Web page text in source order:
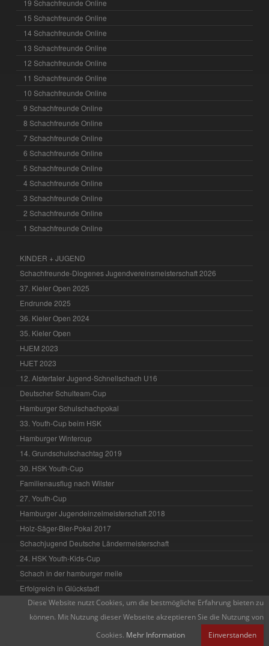
19 Schachfreunde Online
15 Schachfreunde Online
14 Schachfreunde Online
13 Schachfreunde Online
12 Schachfreunde Online
11 Schachfreunde Online
10 Schachfreunde Online
9 Schachfreunde Online
8 Schachfreunde Online
7 Schachfreunde Online
6 Schachfreunde Online
5 Schachfreunde Online
4 Schachfreunde Online
3 Schachfreunde Online
2 Schachfreunde Online
1 Schachfreunde Online
KINDER + JUGEND
Schachfreunde-Diogenes Jugendvereinsmeisterschaft 2026
37. Kieler Open 2025
Endrunde 2025
36. Kieler Open 2024
35. Kieler Open
HJEM 2023
HJET 2023
12. Alstertaler Jugend-Schnellschach U16
Deutscher Schulteam-Cup
Hamburger Schulschachpokal
33. Youth-Cup beim HSK
Hamburger Wintercup
14. Grundschulschachtag 2019
30. HSK Youth-Cup
Familienausflug nach Wilster
27. Youth-Cup
Hamburger Jugendeinzelmeisterschaft 2018
Holz-Säger-Bier-Pokal 2017
Schachjugend Deutsche Ländermeisterschaft
24. HSK Youth-Kids-Cup
Schach in der hamburger meile
Erfolgreich in Glückstadt
David mit Spaß dabei
13. Grundschulschachtag
4. Holz-Säger-Bier-Pokal
Diese Website nutzt Cookies, um die bestmögliche Erfahrung bieten zu
können. Mit Nutzung dieser Webseite akzeptieren Sie die Nutzung von
Cookies. Mehr Information Einverstanden